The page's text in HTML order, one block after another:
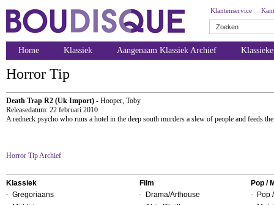
Klantenservice
Home Klassiek Aangenaam Klassiek Archief
Horror Tip
Death Trap R2 (Uk Import) - Hooper, Toby
Releasedatum: 22 februari 2010
A redneck psycho who runs a hotel in the deep south murders a slew of people and feeds
Horror Tip Archief
Klassiek
Gregoriaans
Film
Drama/Arthouse
Pop /
Pop